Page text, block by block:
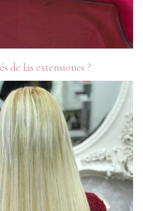
de las extensiones ?